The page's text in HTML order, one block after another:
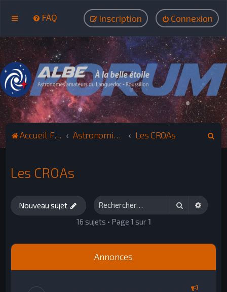
FAQ Connexion
Inscription
Accueil Forum ALBE Astronomie : Le visuel Les CROAs
e
Les CROAs
Nouveau sujet Rechercher
16 sujets • Page 1 sur1
Annonces